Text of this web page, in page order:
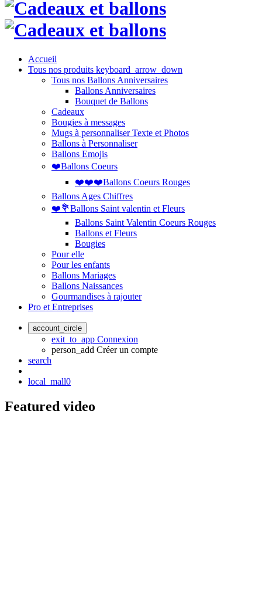
Accueil
Tous nos produits keyboard_arrow_down
Tous nos Ballons Anniversaires
Ballons Anniversaires
Bouquet de Ballons
Cadeaux
Bougies à messages
Mugs à personnaliser Texte et Photos
Ballons à Personnaliser
Ballons Emojis
❤️Ballons Coeurs
❤️❤️❤️Ballons Coeurs Rouges
Ballons Ages Chiffres
❤️💐Ballons Saint valentin et Fleurs
Ballons Saint Valentin Coeurs Rouges
Ballons et Fleurs
Bougies
Pour elle
Pour les enfants
Ballons Mariages
Ballons Naissances
Gourmandises à rajouter
Pro et Entreprises
account_circle
exit_to_app Connexion
person_add Créer un compte
search
local_mall0
Featured video